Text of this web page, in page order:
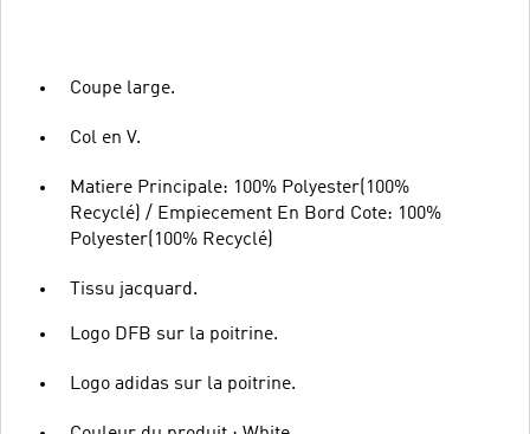
Coupe large.
Col en V.
Matiere Principale: 100% Polyester(100%
Recyclé) / Empiecement En Bord Cote: 100%
Polyester(100% Recyclé)
Tissu jacquard.
Logo DFB sur la poitrine.
Logo adidas sur la poitrine.